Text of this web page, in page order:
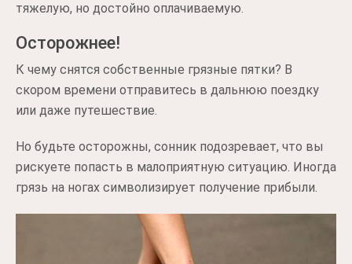
тяжелую, но достойно оплачиваемую.
Осторожнее!
К чему снятся собственные грязные пятки? В
скором времени отправитесь в дальнюю поездку
или даже путешествие.
Но будьте осторожны, сонник подозревает, что вы
рискуете попасть в малоприятную ситуацию. Иногда
грязь на ногах символизирует получение прибыли.